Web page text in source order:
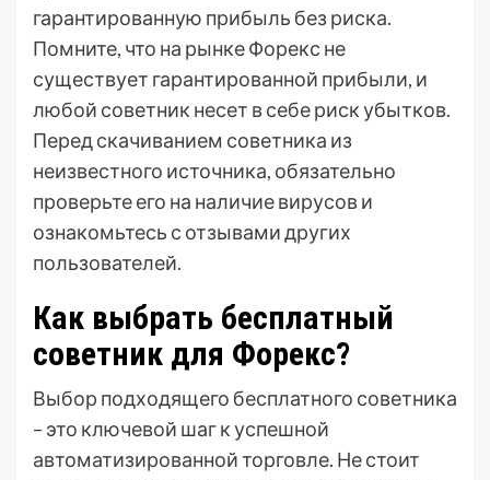
гарантированную прибыль без риска.
Помните, что на рынке Форекс не
существует гарантированной прибыли, и
любой советник несет в себе риск убытков.
Перед скачиванием советника из
неизвестного источника, обязательно
проверьте его на наличие вирусов и
ознакомьтесь с отзывами других
пользователей.
Как выбрать бесплатный
советник для Форекс?
Выбор подходящего бесплатного советника
– это ключевой шаг к успешной
автоматизированной торговле. Не стоит